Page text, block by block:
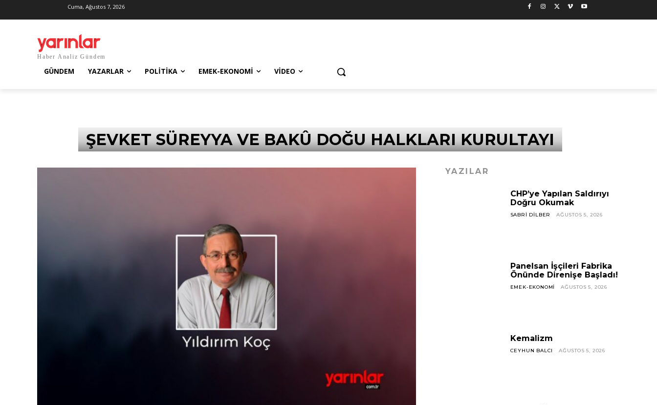
Cuma, Ağustos 7, 2026
Haber Analiz Gündem
GÜNDEM YAZARLAR POLITIKA EMEK-EKONOMI VIDEO
ŞEVKET SÜREYYA VE BAKÛ DOĞU HALKLARI KURULTAYI
YAZILAR
CHP’ye Yapılan Saldırıyı
Doğru Okumak
SABRI DILBER AĞUSTOS 5, 2026
Panelsan İşçileri Fabrika
Önünde Direnişe Başladı!
EMEK-EKONOMI AĞUSTOS 5, 2026
Kemalizm
CEYHUN BALCI AĞUSTOS 5, 2026